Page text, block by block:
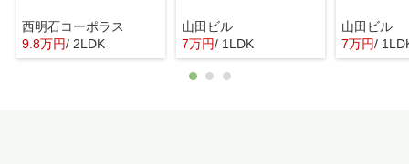
西明石コーポラス
9.8万円/ 2LDK
山田ビル
7万円/ 1LDK
山田ビル
7万円/